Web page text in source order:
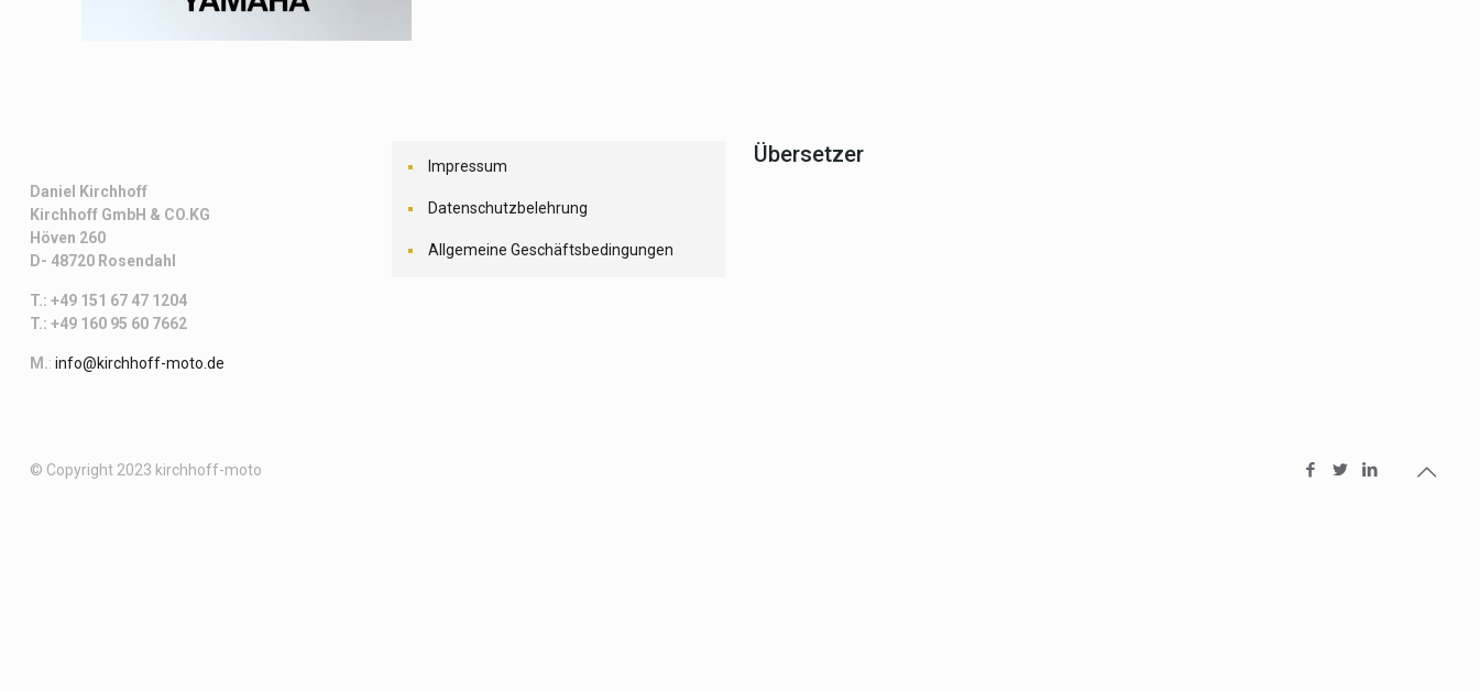
Daniel Kirchhoff
Kirchhoff GmbH & CO.KG
Höven 260
D- 48720 Rosendahl
T.: +49 151 67 47 1204
T.: +49 160 95 60 7662
M.: info@kirchhoff-moto.de
Impressum
Datenschutzbelehrung
Allgemeine Geschäftsbedingungen
Übersetzer
© Copyright 2023 kirchhoff-moto